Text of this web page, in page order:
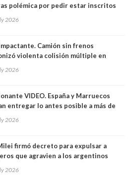
polémica por pedir estar inscritos
29 seremis despedidos desde el 11 de
2026
Camión sin frenos
violenta colisión múltiple en
2026
VIDEO. España y Marruecos
entregar lo antes posible a más de
y de manera irregular a territorio
2026
firmó decreto para expulsar a
que agravien a los argentinos
2026